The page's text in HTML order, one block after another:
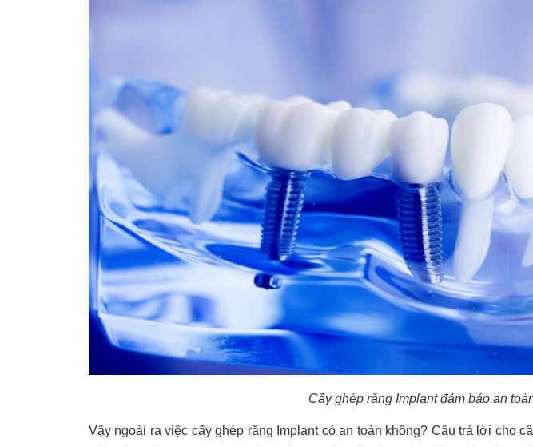
Cấy ghép răng Implant đảm bảo an
Vậy ngoài ra việc cấy ghép răng Implant có an toàn không? Câu trả lời cho